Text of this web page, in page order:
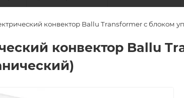
конвектор Ballu Transformer с блоком
конвектор Ballu